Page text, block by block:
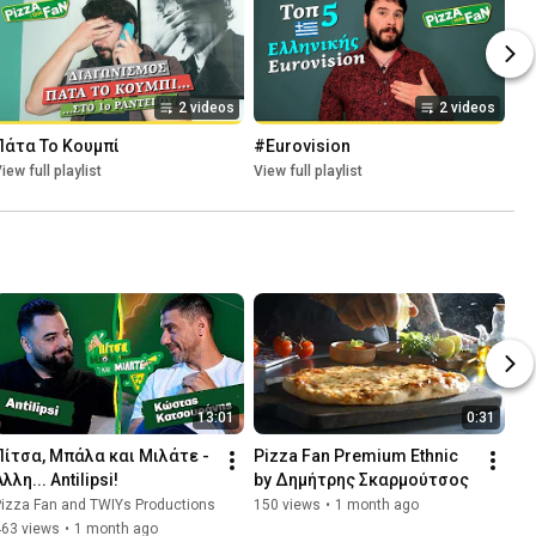
2 videos
Το Κουμπί
full playlist
2 videos
#Eurovision
View full playlist
13:01
Μπάλα και Μιλάτε -
Antilipsi!
Fan and TWIYs Productions
views • 1 month ago
0:31
Pizza Fan Premium Ethnic
by Δημήτρης Σκαρμούτσος
150 views • 1 month ago